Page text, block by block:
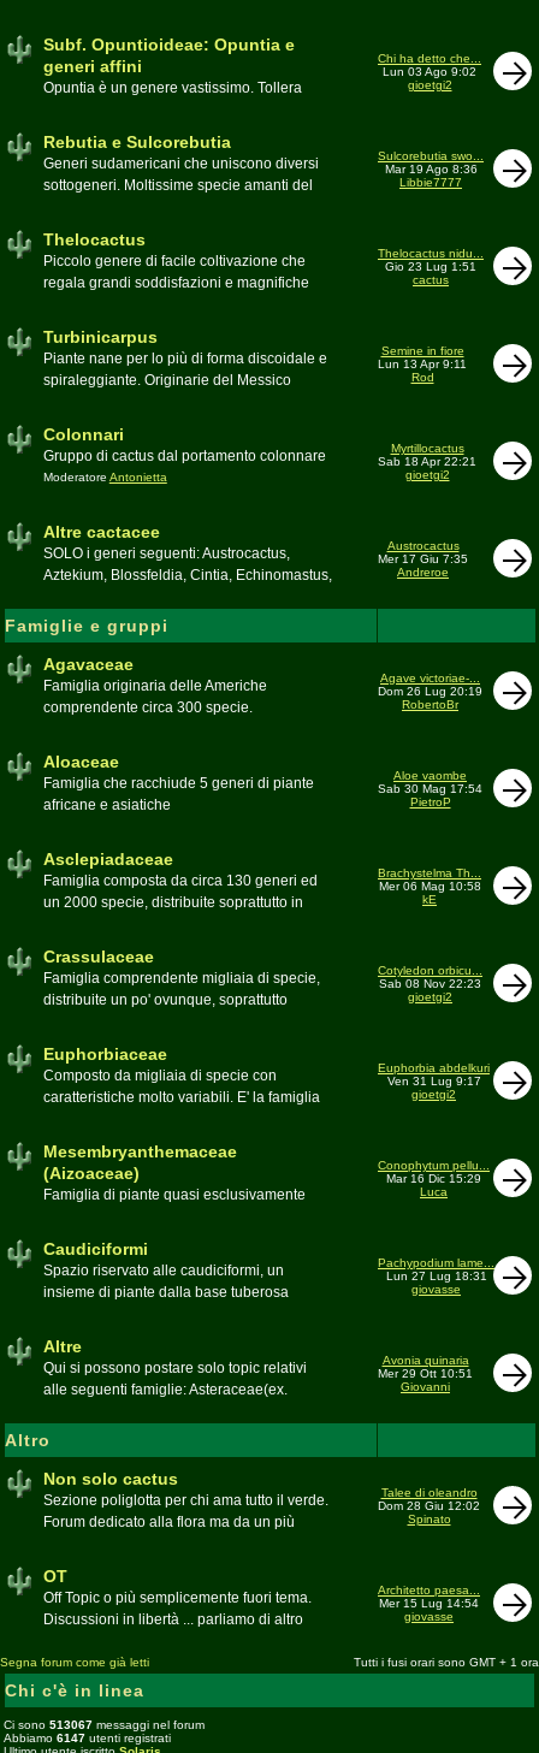
Subf. Opuntioideae: Opuntia e
generi affini
Opuntia è un genere vastissimo. Tollera
Canada. Caratteristiche le temute spine
carnosi spesso commestibili
Chi ha detto che...
Lun 03 Ago 9:02
gioetgi2
Rebutia e Sulcorebutia
Generi sudamericani che uniscono diversi
sottogeneri. Moltissime specie amanti del
Sulcorebutia swo...
Mar 19 Ago 8:36
Libbie7777
Thelocactus
Piccolo genere di facile coltivazione che
regala grandi soddisfazioni e magnifiche
Thelocactus nidu...
Gio 23 Lug 1:51
cactus
Turbinicarpus
Piante nane per lo più di forma discoidale e
spiraleggiante. Originarie del Messico
Semine in fiore
Lun 13 Apr 9:11
Rod
Colonnari
Gruppo di cactus dal portamento colonnare
Moderatore Antonietta
Myrtillocactus
Sab 18 Apr 22:21
gioetgi2
Altre cactacee
SOLO i generi seguenti: Austrocactus,
Aztekium, Blossfeldia, Cintia, Echinomastus,
Geohintonia, Obregonia, Oroya,
Ortegocactus, Pediocactus, Pelecyphora,
Pereskia, Sclerocactus, Strombocactus ,
Toumeya, Uebelmannia, Yavia. Sottotribù:
Hylocereinae (Aporocactus, Epiphyllum,
Austrocactus
Mer 17 Giu 7:35
Andreroe
Famiglie e gruppi
Agavaceae
Famiglia originaria delle Americhe
comprendente circa 300 specie.
generi:Agave, Beschorneria, Furcraea,
Hesperaloë, Littaea, Manfreda, Polianthes,
Agave victoriae-...
Dom 26 Lug 20:19
RobertoBr
Aloaceae
Famiglia che racchiude 5 generi di piante
africane e asiatiche
Aloe vaombe
Sab 30 Mag 17:54
PietroP
Asclepiadaceae
Famiglia composta da circa 130 generi ed
un 2000 specie, distribuite soprattutto in
Brachystelma Th...
Mer 06 Mag 10:58
kE
Crassulaceae
Famiglia comprendente migliaia di specie,
distribuite un po' ovunque, soprattutto
Cotyledon orbicu...
Sab 08 Nov 22:23
gioetgi2
Euphorbiaceae
Composto da migliaia di specie con
caratteristiche molto variabili. E' la famiglia
popolazioni anche nel nostro paese
Moderatorebeppe58
Euphorbia abdelkuri
Ven 31 Lug 9:17
gioetgi2
Mesembryanthemaceae
(Aizoaceae)
Famiglia di piante quasi esclusivamente
appartenenti alla famiglia
Conophytum pellu...
Mar 16 Dic 15:29
Luca
Caudiciformi
Spazio riservato alle caudiciformi, un
insieme di piante dalla base tuberosa
Pachypodium lame...
Lun 27 Lug 18:31
giovasse
Altre
Qui si possono postare solo topic relativi
alle seguenti famiglie: Asteraceae(ex.
Sansevieria; Lamiaceae (ex. Labiatae) gen.
Coleus e Plectranthus; Peperomiaceae gen.
Peperomia (solo specie succulente);
Geraniaceae gen. Pelargonium, Monsonia
Talinum, Portulacaria
Avonia quinaria
Mer 29 Ott 10:51
Giovanni
Altro
Non solo cactus
Sezione poliglotta per chi ama tutto il verde.
Forum dedicato alla flora ma da un più
Talee di oleandro
Dom 28 Giu 12:02
Spinato
OT
Off Topic o più semplicemente fuori tema.
Discussioni in libertà ... parliamo di altro
Architetto paesa...
Mer 15 Lug 14:54
giovasse
Segna forum come già letti Tutti i fusi orari sono GMT + 1 ora
Chi c'è in linea
Ci sono 513067 messaggi nel forum
Abbiamo 6147 utenti registrati